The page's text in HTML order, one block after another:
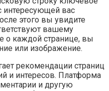
интересующей вас
этого вы увидите
вашему
о каждой странице, вы
или изображение.
рекомендации страниц
и интересов. Платформа
и другую